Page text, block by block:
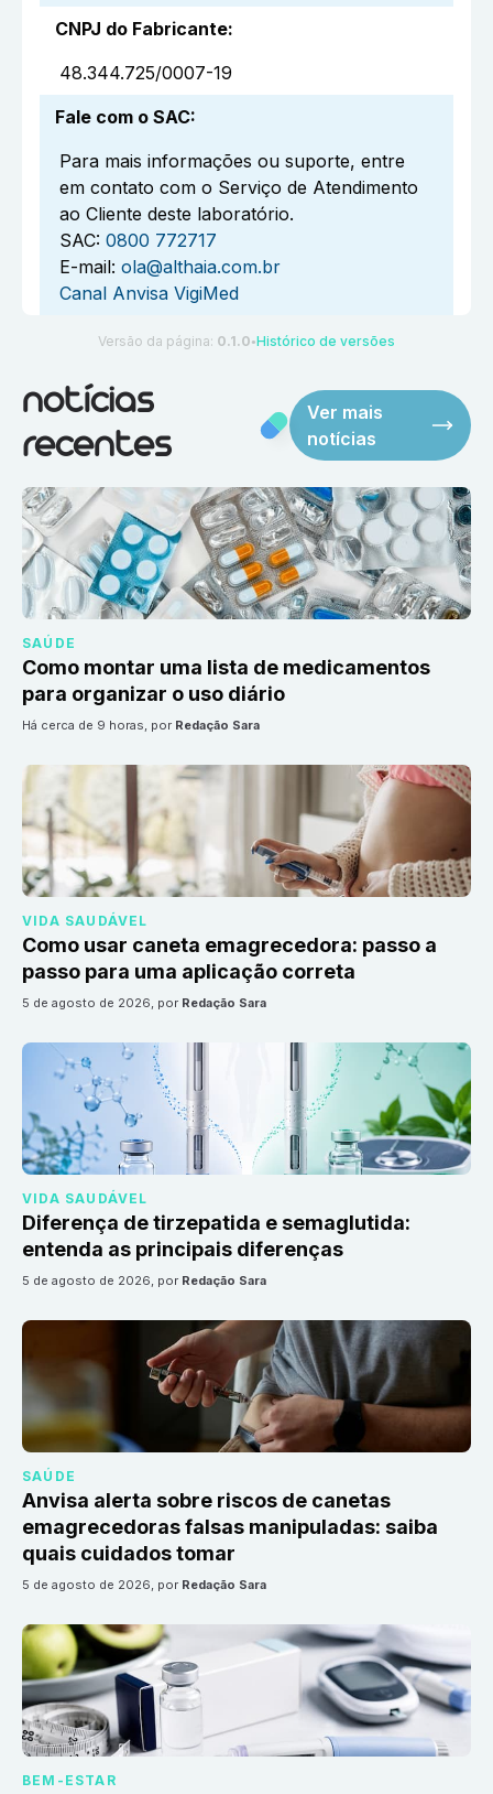
CNPJ do Fabricante:
48.344.725/0007-19
Fale com o SAC:
Para mais informações ou suporte, entre
em contato com o Serviço de Atendimento
ao Cliente deste laboratório.
SAC: 0800 772717
E-mail: ola@althaia.com.br
Canal Anvisa VigiMed
Versão da página: 0.1.0 ●Histórico de versões
notícias
recentes
Ver mais
notícias
SAÚDE
Como montar uma lista de medicamentos
para organizar o uso diário
há cerca de 9 horas, por Redação Sara
VIDA SAUDÁVEL
Como usar caneta emagrecedora: passo a
passo para uma aplicação correta
5 de agosto de 2026, por Redação Sara
VIDA SAUDÁVEL
Diferença de tirzepatida e semaglutida:
entenda as principais diferenças
5 de agosto de 2026, por Redação Sara
SAÚDE
Anvisa alerta sobre riscos de canetas
emagrecedoras falsas manipuladas: saiba
quais cuidados tomar
5 de agosto de 2026, por Redação Sara
BEM-ESTAR